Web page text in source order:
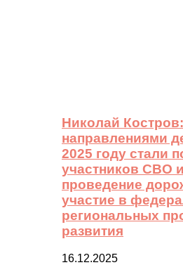
Николай
направлениями
2025 году стали
участников СВО
проведение
участие в
региональных
развития
16.12.2025